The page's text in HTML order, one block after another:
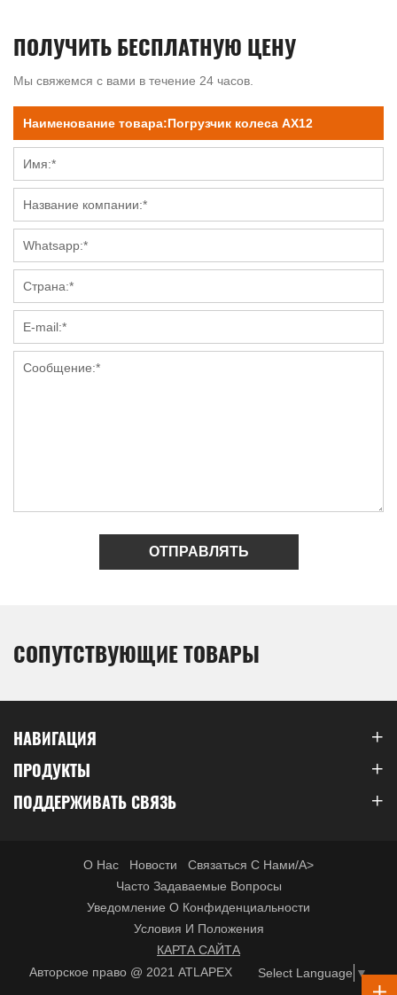
ПОЛУЧИТЬ БЕСПЛАТНУЮ ЦЕНУ
Мы свяжемся с вами в течение 24 часов.
ОТПРАВЛЯТЬ
СОПУТСТВУЮЩИЕ ТОВАРЫ
НАВИГАЦИЯ
ПРОДУКТЫ
ПОДДЕРЖИВАТЬ СВЯЗЬ
О Нас Новости
Связаться С Нами/a>
Часто Задаваемые Вопросы
Уведомление О Конфиденциальности
Условия И Положения
КАРТА САЙТА
Авторское право @ 2021 ATLAPEX
Select Language ▼